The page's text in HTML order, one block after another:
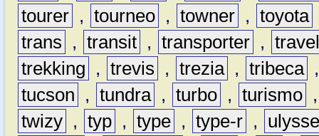
tourer , tourneo , towner , toyota
trans
, transit , transporter ,
trekking
, trevis , trezia , tribeca
tucson
, tundra , turbo , turismo
twizy , typ , type , type-r ,